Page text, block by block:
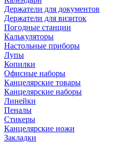
Держатели для документов
Держатели для визиток
Погодные станции
Калькуляторы
Настольные приборы
Лупы
Копилки
Офисные наборы
Канцелярские товары
Канцелярские наборы
Линейки
Пеналы
Стикеры
Канцелярские ножи
Закладки